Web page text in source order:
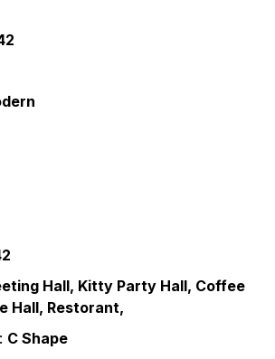
Hall, Kitty Party Hall, Coffee
Hall, Restorant,
C Shape